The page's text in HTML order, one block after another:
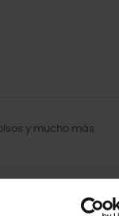
y mucho más.